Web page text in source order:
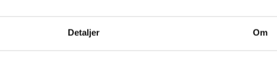
Detaljer Om